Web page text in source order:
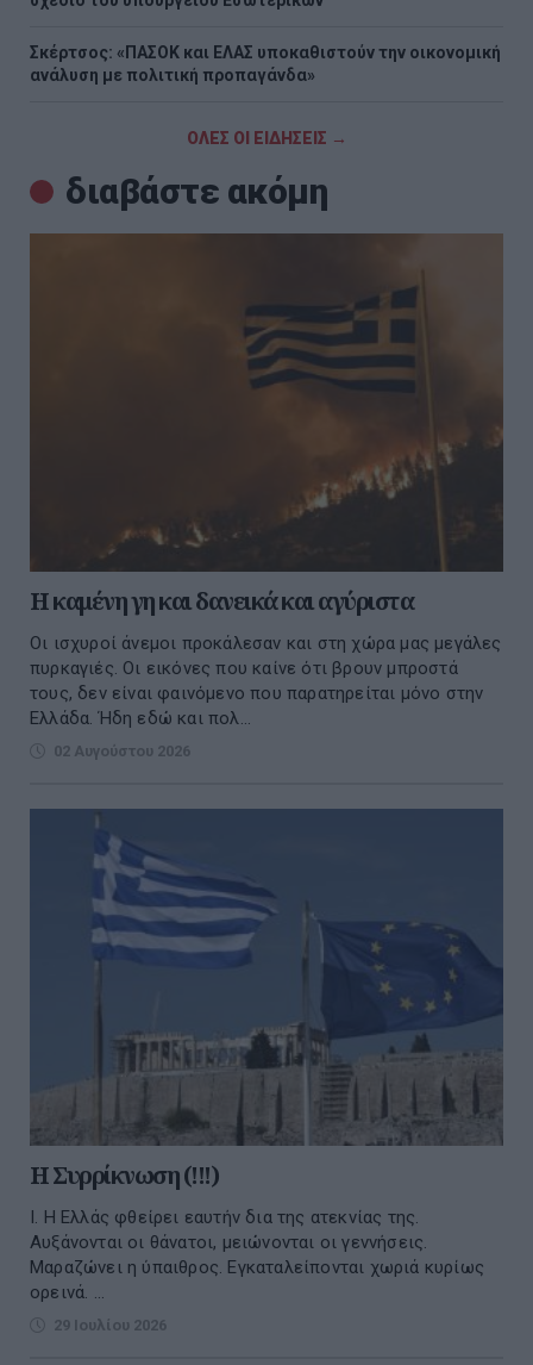
Σκέρτσος: «ΠΑΣΟΚ και ΕΛΑΣ υποκαθιστούν την οικονομική
ανάλυση με πολιτική προπαγάνδα»
ΟΛΕΣ ΟΙ ΕΙΔΗΣΕΙΣ →
διαβάστε ακόμη
Η καμένη γη και δανεικά και αγύριστα
Οι ισχυροί άνεμοι προκάλεσαν και στη χώρα μας μεγάλες
πυρκαγιές. Οι εικόνες που καίνε ότι βρουν μπροστά
τους, δεν είναι φαινόμενο που παρατηρείται μόνο στην
Ελλάδα. Ήδη εδώ και πολ...
02 Αυγούστου 2026
Η Συρρίκνωση (!!!)
Ι. Η Ελλάς φθείρει εαυτήν δια της ατεκνίας της.
Αυξάνονται οι θάνατοι, μειώνονται οι γεννήσεις.
Μαραζώνει η ύπαιθρος. Εγκαταλείπονται χωριά κυρίως
ορεινά. ...
29 Ιουλίου 2026